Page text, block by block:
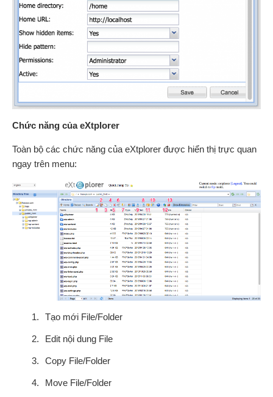
Chức năng của eXtplorer
Toàn bộ các chức năng của eXtplorer được hiển thị trực quan
ngay trên menu:
Tạo mới File/Folder
Edit nội dung File
Copy File/Folder
Move File/Folder